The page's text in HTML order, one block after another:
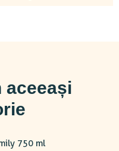
aceeași